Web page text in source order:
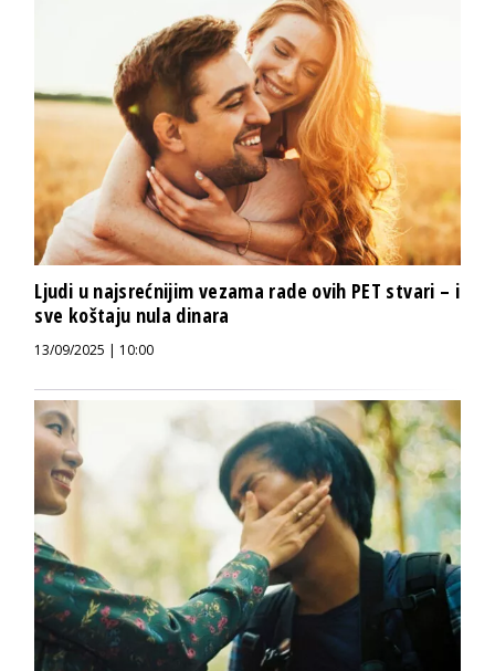
Ljudi u najsrećnijim vezama rade ovih PET stvari – i
sve koštaju nula dinara
13/09/2025 | 10:00